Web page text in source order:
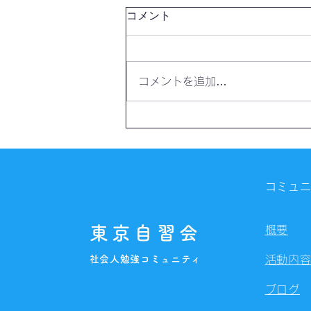
コメント
コメントを追加…
東京自習会
社会人勉強コミュニティ
コミュ
概要
活動内容
ブログ